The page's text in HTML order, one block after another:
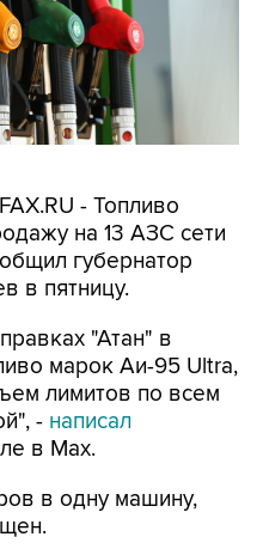
- Топливо
на 13 АЗС сети
губернатор
в пятницу.
"Атан" в
марок Аи-95 Ultra,
лимитов по всем
- написал
в Max.
в одну машину,